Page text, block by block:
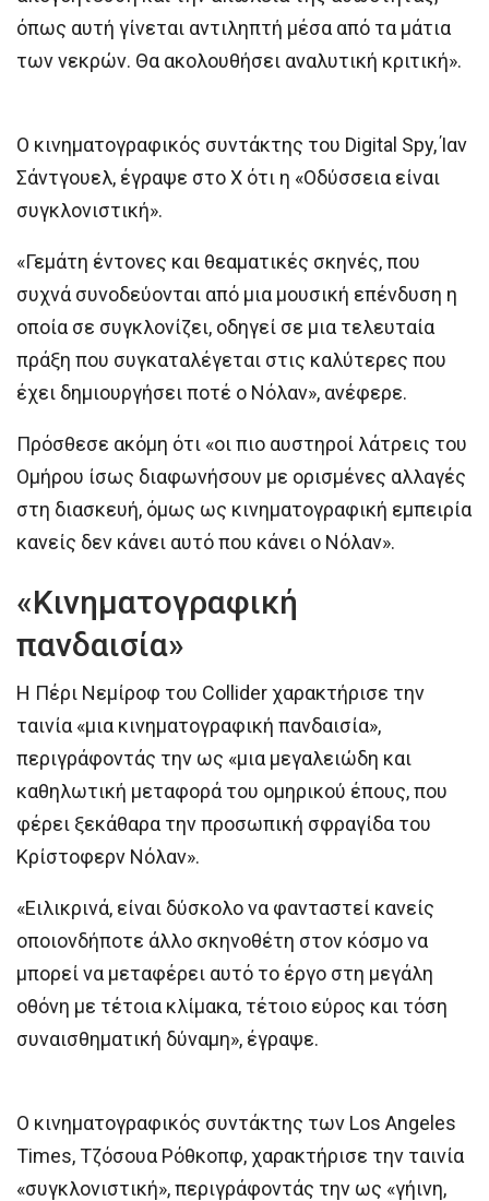
όπως αυτή γίνεται αντιληπτή μέσα από τα μάτια
των νεκρών. Θα ακολουθήσει αναλυτική κριτική».
Ο κινηματογραφικός συντάκτης του Digital Spy, Ίαν
Σάντγουελ, έγραψε στο Χ ότι η «Οδύσσεια είναι
συγκλονιστική».
«Γεμάτη έντονες και θεαματικές σκηνές, που
συχνά συνοδεύονται από μια μουσική επένδυση η
οποία σε συγκλονίζει, οδηγεί σε μια τελευταία
πράξη που συγκαταλέγεται στις καλύτερες που
έχει δημιουργήσει ποτέ ο Νόλαν», ανέφερε.
Πρόσθεσε ακόμη ότι «οι πιο αυστηροί λάτρεις του
Ομήρου ίσως διαφωνήσουν με ορισμένες αλλαγές
στη διασκευή, όμως ως κινηματογραφική εμπειρία
κανείς δεν κάνει αυτό που κάνει ο Νόλαν».
«Κινηματογραφική
πανδαισία»
Η Πέρι Νεμίροφ του Collider χαρακτήρισε την
ταινία «μια κινηματογραφική πανδαισία»,
περιγράφοντάς την ως «μια μεγαλειώδη και
καθηλωτική μεταφορά του ομηρικού έπους, που
φέρει ξεκάθαρα την προσωπική σφραγίδα του
Κρίστοφερν Νόλαν».
«Ειλικρινά, είναι δύσκολο να φανταστεί κανείς
οποιονδήποτε άλλο σκηνοθέτη στον κόσμο να
μπορεί να μεταφέρει αυτό το έργο στη μεγάλη
οθόνη με τέτοια κλίμακα, τέτοιο εύρος και τόση
συναισθηματική δύναμη», έγραψε.
Ο κινηματογραφικός συντάκτης των Los Angeles
Times, Τζόσουα Ρόθκοπφ, χαρακτήρισε την ταινία
«συγκλονιστική», περιγράφοντάς την ως «γήινη,